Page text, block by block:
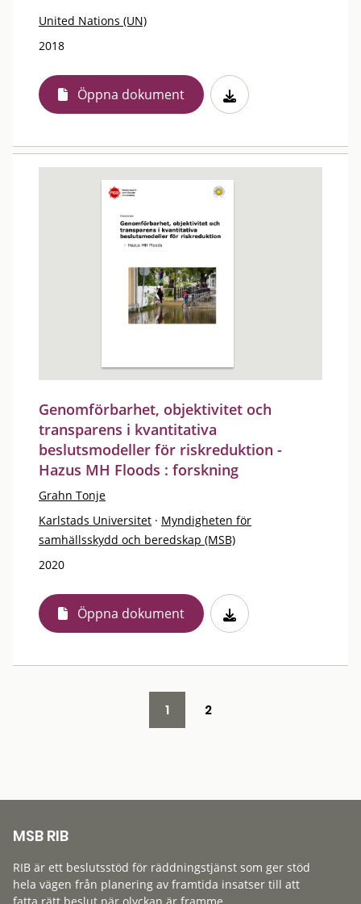
United Nations (UN)
2018
Öppna dokument
Genomförbarhet, objektivitet och
transparens i kvantitativa
beslutsmodeller för riskreduktion -
Hazus MH Floods : forskning
Grahn Tonje
Karlstads Universitet · Myndigheten för
samhällsskydd och beredskap (MSB)
2020
Öppna dokument
1 2
MSB RIB
RIB är ett beslutsstöd för räddningstjänst som ger stöd
hela vägen från planering av framtida insatser till att